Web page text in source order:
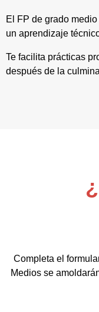
El FP de grado
un aprendizaje
Te facilita prácticas
después de la
Completa el
Medios se